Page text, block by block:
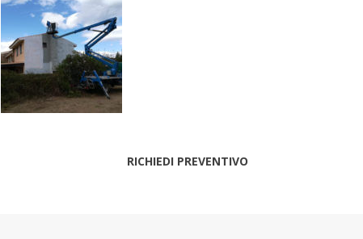
RICHIEDI PREVENTIVO